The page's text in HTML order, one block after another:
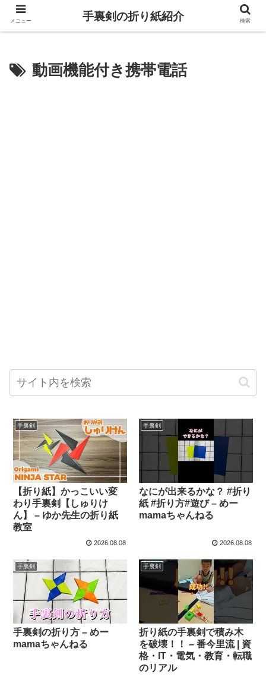
動画機能付き携帯電話
手裏剣
【折り紙】かっこいい変
わり手裏剣【しゅりけ
ん】 – ゆか先生の折り紙
教室
2026.08.08
手裏剣
なにが出来るかな？ #折り
紙 #折り方#遊び – めー
mamaちゃんねる
2026.08.08
手裏剣
手裏剣の折り方 – めー
mamaちゃんねる
手裏剣
折り紙の手裏剣で積み木
を破壊！！ – 番今里流 | 資
格・IT・電気・教育・転職
のリアル
メニュー 手裏剣の折り紙紹介 検索